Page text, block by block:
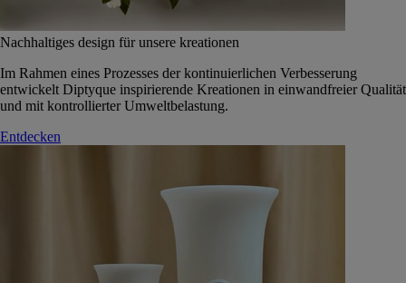
Nachhaltiges design für unsere kreationen
Im Rahmen eines Prozesses der kontinuierlichen Verbesserung
entwickelt Diptyque inspirierende Kreationen in einwandfreier Qualität
und mit kontrollierter Umweltbelastung.
Entdecken